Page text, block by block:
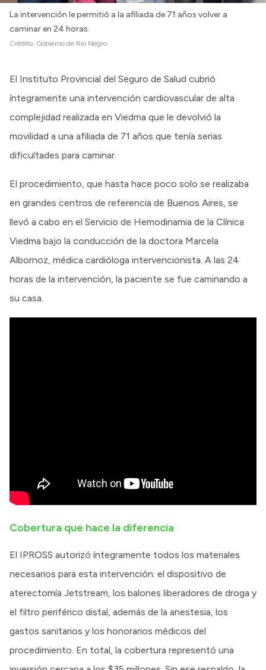
La intervención le permitió a la afiliada de 71 años volver a
caminar en 24 horas.
Crédito: Gobierno de Río Negro
El Instituto Provincial del Seguro de Salud cubrió
íntegramente una intervención cardiovascular de alta
complejidad realizada en Viedma que le devolvió la
movilidad a una afiliada de 71 años que tenía serias
dificultades para caminar.
El procedimiento, que hasta hace poco solo se realizaba
en grandes centros de referencia de Buenos Aires, se
llevó a cabo en el Servicio de Hemodinamia de la Clínica
Viedma bajo la conducción de la doctora Marcela
Albornoz, médica cardióloga intervencionista. A las 24
horas de la intervención, la paciente se fue caminando a
su casa.
Cobertura que hace la diferencia
El IPROSS autorizó íntegramente todos los materiales
necesarios para esta intervención: el dispositivo de
aterectomía Jetstream, los balones liberadores de droga y
el filtro periférico distal, además de la anestesia, los
gastos sanitarios y los honorarios médicos del
procedimiento. En total, la cobertura representó una